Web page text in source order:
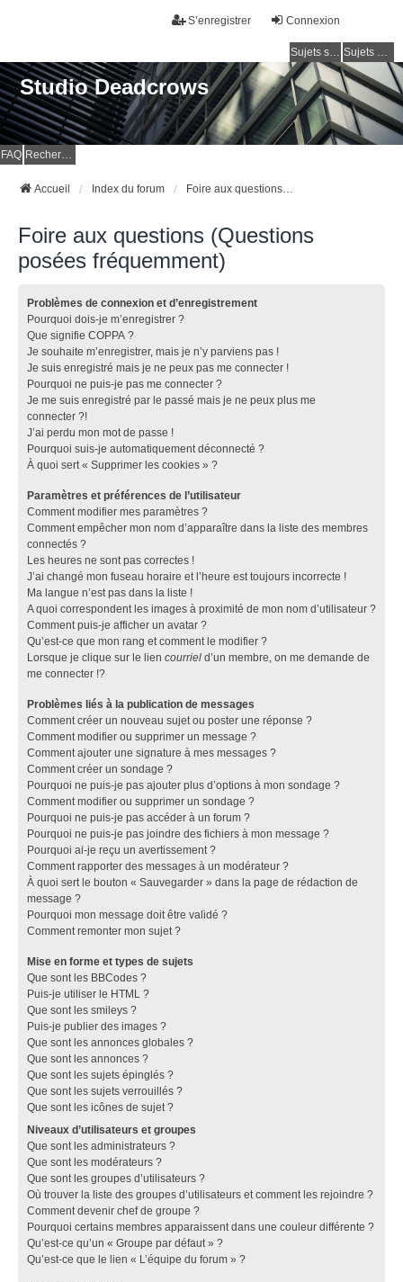
Connexion
S’enregistrer
Sujets sans réponse Sujets actifs
Studio Deadcrows
FAQ Rechercher
Accueil Index du forum Foire aux questions (Questions posées fréquemment)
Foire aux questions (Questions
posées fréquemment)
Problèmes de connexion et d’enregistrement
Pourquoi dois-je m’enregistrer ?
Que signifie COPPA ?
Je souhaite m’enregistrer, mais je n’y parviens pas !
Je suis enregistré mais je ne peux pas me connecter !
Pourquoi ne puis-je pas me connecter ?
Je me suis enregistré par le passé mais je ne peux plus me
connecter ?!
J’ai perdu mon mot de passe !
Pourquoi suis-je automatiquement déconnecté ?
À quoi sert « Supprimer les cookies » ?
Paramètres et préférences de l’utilisateur
Comment modifier mes paramètres ?
Comment empêcher mon nom d’apparaître dans la liste des membres
connectés ?
Les heures ne sont pas correctes !
J’ai changé mon fuseau horaire et l’heure est toujours incorrecte !
Ma langue n’est pas dans la liste !
A quoi correspondent les images à proximité de mon nom d’utilisateur ?
Comment puis-je afficher un avatar ?
Qu’est-ce que mon rang et comment le modifier ?
Lorsque je clique sur le lien courriel d’un membre, on me demande de
me connecter !?
Problèmes liés à la publication de messages
Comment créer un nouveau sujet ou poster une réponse ?
Comment modifier ou supprimer un message ?
Comment ajouter une signature à mes messages ?
Comment créer un sondage ?
Pourquoi ne puis-je pas ajouter plus d’options à mon sondage ?
Comment modifier ou supprimer un sondage ?
Pourquoi ne puis-je pas accéder à un forum ?
Pourquoi ne puis-je pas joindre des fichiers à mon message ?
Pourquoi ai-je reçu un avertissement ?
Comment rapporter des messages à un modérateur ?
À quoi sert le bouton « Sauvegarder » dans la page de rédaction de
message ?
Pourquoi mon message doit être validé ?
Comment remonter mon sujet ?
Mise en forme et types de sujets
Que sont les BBCodes ?
Puis-je utiliser le HTML ?
Que sont les smileys ?
Puis-je publier des images ?
Que sont les annonces globales ?
Que sont les annonces ?
Que sont les sujets épinglés ?
Que sont les sujets verrouillés ?
Que sont les icônes de sujet ?
Niveaux d’utilisateurs et groupes
Que sont les administrateurs ?
Que sont les modérateurs ?
Que sont les groupes d’utilisateurs ?
Où trouver la liste des groupes d’utilisateurs et comment les rejoindre ?
Comment devenir chef de groupe ?
Pourquoi certains membres apparaissent dans une couleur différente ?
Qu’est-ce qu’un « Groupe par défaut » ?
Qu’est-ce que le lien « L’équipe du forum » ?